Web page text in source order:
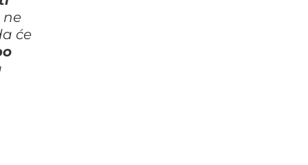
ne
će